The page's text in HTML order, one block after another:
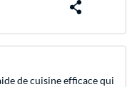
de cuisine efficace qui